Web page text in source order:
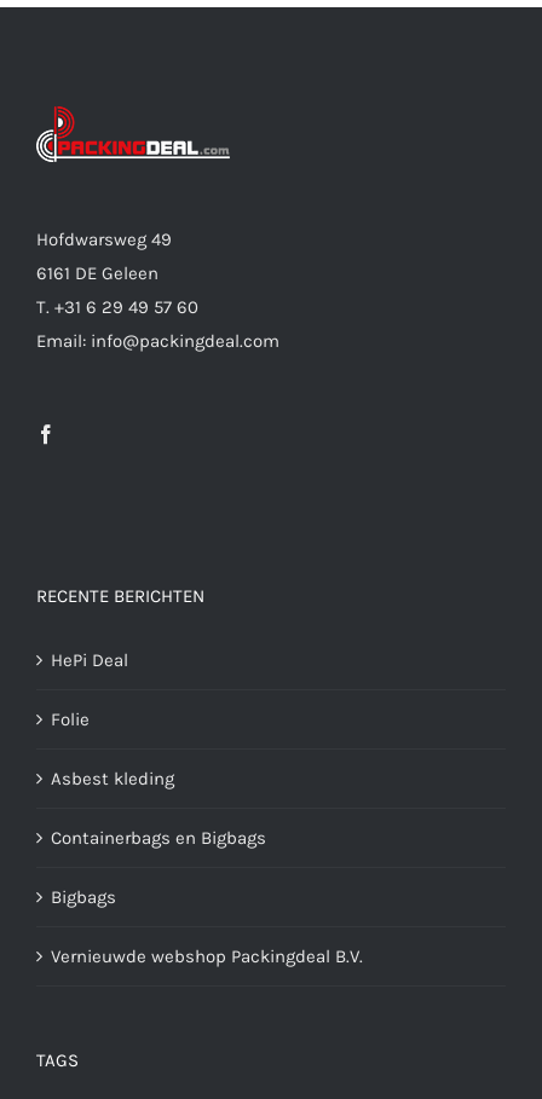
Hofdwarsweg 49
6161 DE Geleen
T. +31 6 29 49 57 60
Email: info@packingdeal.com
RECENTE BERICHTEN
HePi Deal
Folie
Asbest kleding
Containerbags en Bigbags
Bigbags
Vernieuwde webshop Packingdeal B.V.
TAGS